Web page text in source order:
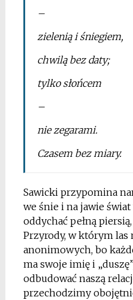
–
zielenią i śniegiem,
chwilą bez daty;
tylko słońcem
–
nie zegarami.
Czasem bez miary.
Sawicki przypomina
we śnie i na jawie
oddychać pełną
Przyrody, w którym las
anonimowych, bo
ma swoje imię i
odbudować naszą
przechodzimy